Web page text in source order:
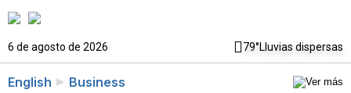
6 de agosto de 2026 79°Lluvias dispersas
English Business